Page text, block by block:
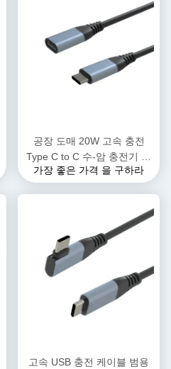
공장 도매 20W 고속 충전
Type C to C 수-암 충전기 케
이블 휴대폰 데이터 전원 케이
가장 좋은 가격 을 구하라
고속 USB 충전 케이블 범용